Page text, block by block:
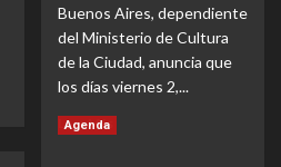
Buenos Aires, dependiente
del Ministerio de Cultura
de la Ciudad, anuncia que
los días viernes 2,...
Leer MásLea
Agenda